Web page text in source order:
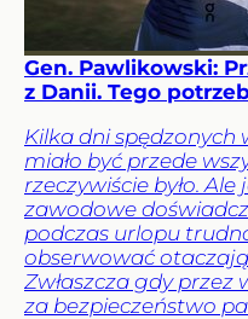
Gen. Pawlikowski:
z Danii. Tego
Kilka dni spędzonych
miało być przede
rzeczywiście było.
zawodowe
podczas urlopu
obserwować
Zwłaszcza gdy przez
za bezpieczeństwo